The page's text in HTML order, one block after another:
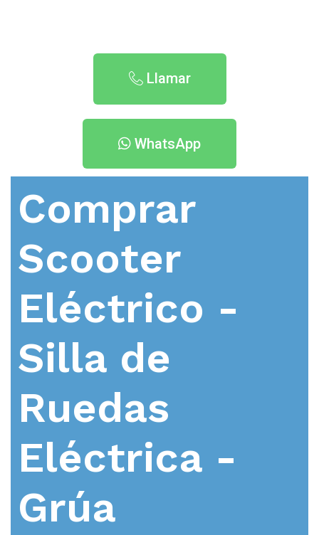
Llamar
WhatsApp
Comprar
Scooter
Eléctrico -
Silla de
Ruedas
Eléctrica -
Grúa